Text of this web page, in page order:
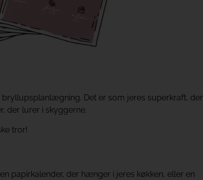
Det er som jeres superkraft, der
der lurer i skyggerne.
tror!
papirkalender, der hænger i jeres køkken, eller en